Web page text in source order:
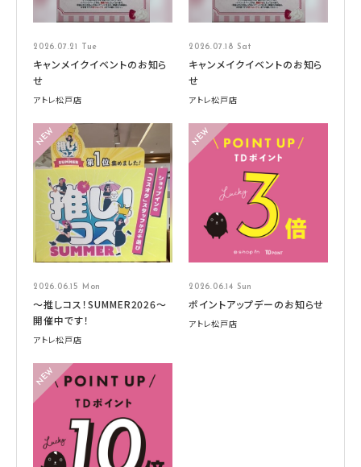
2026.07.21 Tue
キャンメイクイベントのお知ら
せ
アトレ松戸店
2026.07.18 Sat
キャンメイクイベントのお知ら
せ
アトレ松戸店
2026.06.15 Mon
～推しコス！SUMMER2026～
開催中です！
アトレ松戸店
2026.06.14 Sun
ポイントアップデーのお知らせ
アトレ松戸店